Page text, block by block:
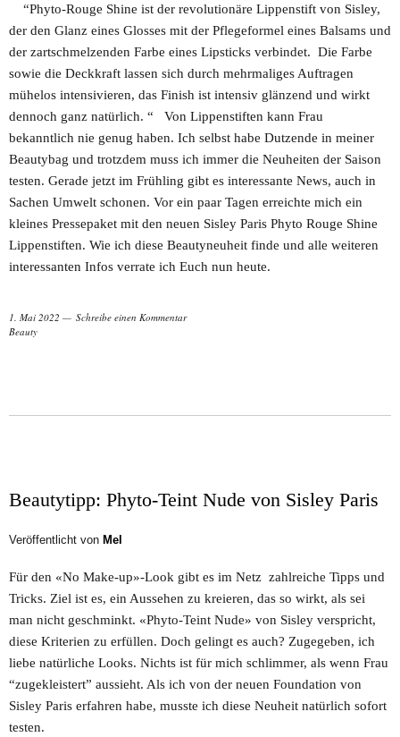
“Phyto-Rouge Shine ist der revolutionäre Lippenstift von Sisley,
der den Glanz eines Glosses mit der Pflegeformel eines Balsams und
der zartschmelzenden Farbe eines Lipsticks verbindet. Die Farbe
sowie die Deckkraft lassen sich durch mehrmaliges Auftragen
mühelos intensivieren, das Finish ist intensiv glänzend und wirkt
dennoch ganz natürlich. “ Von Lippenstiften kann Frau
bekanntlich nie genug haben. Ich selbst habe Dutzende in meiner
Beautybag und trotzdem muss ich immer die Neuheiten der Saison
testen. Gerade jetzt im Frühling gibt es interessante News, auch in
Sachen Umwelt schonen. Vor ein paar Tagen erreichte mich ein
kleines Pressepaket mit den neuen Sisley Paris Phyto Rouge Shine
Lippenstiften. Wie ich diese Beautyneuheit finde und alle weiteren
interessanten Infos verrate ich Euch nun heute.
1. Mai 2022
Schreibe einen Kommentar
Beauty
Beautytipp: Phyto-Teint Nude von Sisley Paris
Veröffentlicht von Mel
Für den «No Make-up»-Look gibt es im Netz zahlreiche Tipps und
Tricks. Ziel ist es, ein Aussehen zu kreieren, das so wirkt, als sei
man nicht geschminkt. «Phyto-Teint Nude» von Sisley verspricht,
diese Kriterien zu erfüllen. Doch gelingt es auch? Zugegeben, ich
liebe natürliche Looks. Nichts ist für mich schlimmer, als wenn Frau
“zugekleistert” aussieht. Als ich von der neuen Foundation von
Sisley Paris erfahren habe, musste ich diese Neuheit natürlich sofort
testen.